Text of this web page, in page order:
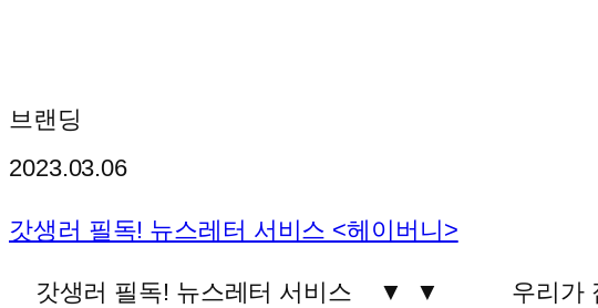
브랜딩
2023.03.06
갓생러 필독! 뉴스레터 서비스 <헤이버니>
갓생러 필독! 뉴스레터 서비스 ▼ ▼ 우리가 접하